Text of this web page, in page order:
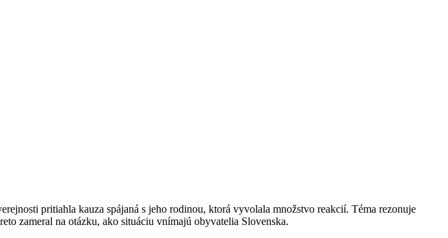
pritiahla kauza spájaná s jeho rodinou, ktorá vyvolala množstvo reakcií. Téma rezonuje
zameral na otázku, ako situáciu vnímajú obyvatelia Slovenska.